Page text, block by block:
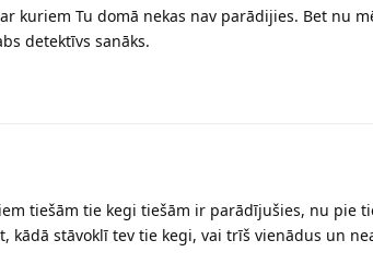
kuriem Tu domā nekas nav parādijies. Bet nu
detektīvs sanāks.
tiešām tie kegi tiešām ir parādījušies, nu pie
kādā stāvoklī tev tie kegi, vai trīš vienādus un